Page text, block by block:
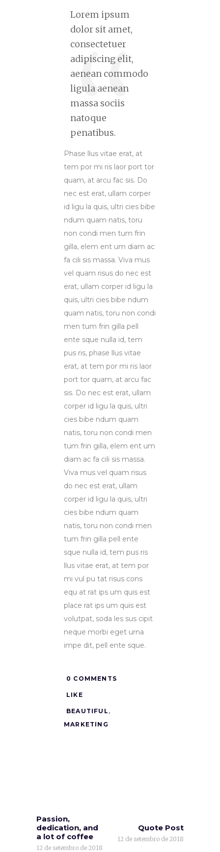
Lorem ipsum
dolor sit amet,
consectetuer
adipiscing elit,
aenean commodo
ligula aenean
massa sociis
natoque
penatibus.
Phase llus vitae erat, at
tem por mi ris laor port tor
quam, at arcu fac sis. Do
nec est erat, ullam corper
id ligu la quis, ultri cies bibe
ndum quam natis, toru
non condi men tum frin
gilla, elem ent um diam ac
fa cili sis massa. Viva mus
vel quam risus do nec est
erat, ullam corper id ligu la
quis, ultri cies bibe ndum
quam natis, toru non condi
men tum frin gilla pell
ente sque nulla id, tem
pus ris, phase llus vitae
erat, at tem por mi ris laor
port tor quam, at arcu fac
sis. Do nec est erat, ullam
corper id ligu la quis, ultri
cies bibe ndum quam
natis, toru non condi men
tum frin gilla, elem ent um
diam ac fa cili sis massa.
Viva mus vel quam risus
do nec est erat, ullam
corper id ligu la quis, ultri
cies bibe ndum quam
natis, toru non condi men
tum frin gilla pell ente
sque nulla id, tem pus ris
llus vitae erat, at tem por
mi vul pu tat risus cons
equ at rat ips um quis est
place rat ips um quis est
volutpat, soda les sus cipit
neque morbi eget urna
impe dit, pell ente sque.
0 COMMENTS
LIKE
BEAUTIFUL ,
MARKETING
Passion,
dedication, and
a lot of coffee
12 de setembro de 2018
Quote Post
12 de setembro de 2018